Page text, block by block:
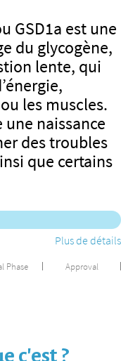
GSD1a est une
du glycogène,
lente, qui
les muscles.
naissance
des troubles
que certains
Plus de détails
Phase Approval